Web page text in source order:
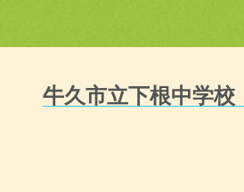
牛久市立下根中学校